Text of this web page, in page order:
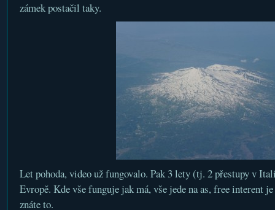
zámek postačil taky.
Let pohoda, video už fungovalo. Pak 3 lety (tj. 2 přestupy v
Evropě. Kde vše funguje jak má, vše jede na as, free interent
znáte to.